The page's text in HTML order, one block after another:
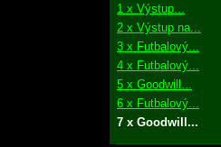
1 x Výstup...
2 x Výstup na...
3 x Futbalový...
4 x Futbalový...
5 x Goodwill...
6 x Futbalový...
7 x Goodwill...